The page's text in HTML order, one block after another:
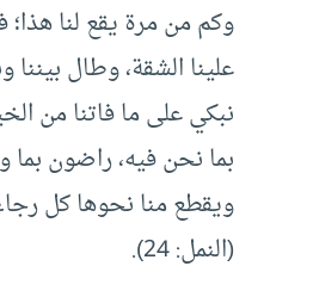
وكم من مرة يقع لنا هذا؛
علينا الشقة، وطال بيننا
نبكي على ما فاتنا من
بما نحن فيه، راضون بما
ويقطع منا نحوها كل
(النمل: 24).